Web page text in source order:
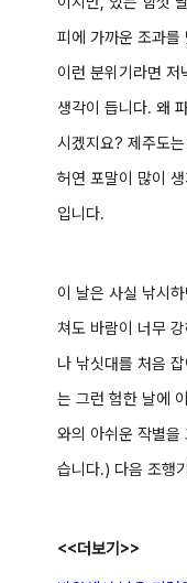
피에 가까운 조과를
이런 분위기라면
생각이 듭니다. 왜
시겠지요? 제주도
허연 포말이 많이
입니다.
이 날은 사실 낚시
쳐도 바람이 너무
나 낚싯대를 처음
는 그런 험한 날에
와의 아쉬운 작별을
습니다.) 다음 조행
<<더보기>>